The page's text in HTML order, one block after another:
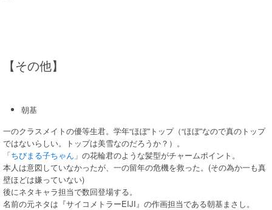
【その他】
朝基
一のクラスメイトの優等生君。学年“ほぼ”トップ（“ほぼ”なので真のトップ
ではないらしい。トップは美雪なのだろうか？）。
「ちびまる子ちゃん 」の花輪君のような髪型がチャームポイント。
本人は意図していなかったが、一の留年の危機を救った。(その為か一も真
壁ほどは嫌っていない)
後にネタキャラ担当で数回登場する。
名前の元ネタは『サイコメトラーEIJI』の作画担当である朝基まさし。